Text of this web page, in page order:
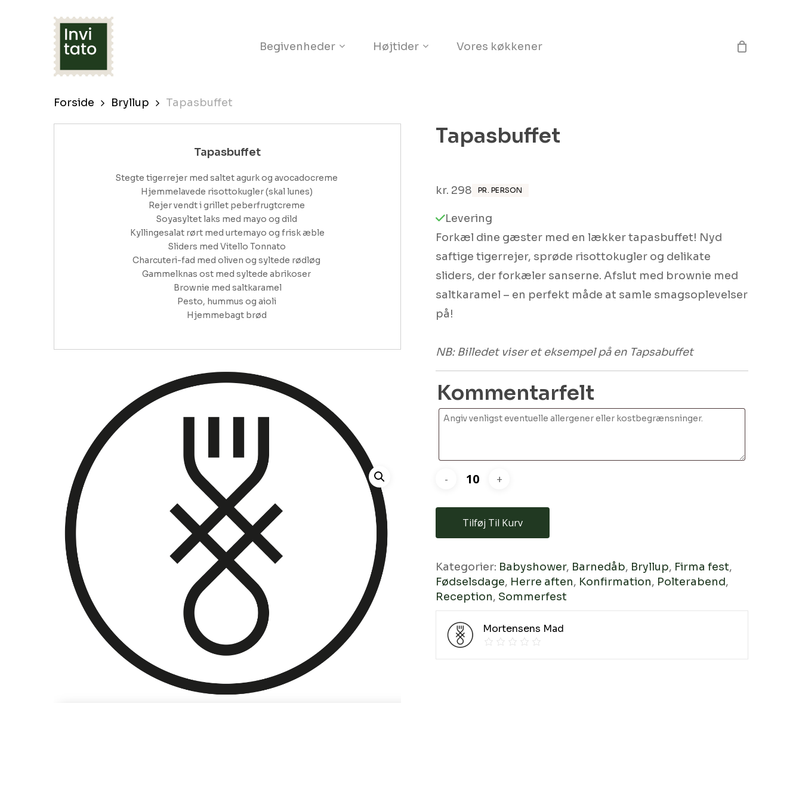
Begivenheder Højtider Vores køkkener
Forside Bryllup Tapasbuffet
Tapasbuffet
Stegte tigerrejer med saltet agurk og avocadocreme
Hjemmelavede risottokugler (skal lunes)
Rejer vendt i grillet peberfrugtcreme
Soyasyltet laks med mayo og dild
Kyllingesalat rørt med urtemayo og frisk æble
Sliders med Vitello Tonnato
Charcuteri-fad med oliven og syltede rødløg
Gammelknas ost med syltede abrikoser
Brownie med saltkaramel
Pesto, hummus og aioli
Hjemmebagt brød
Tapasbuffet
kr. 298 PR. PERSON
Levering
Forkæl dine gæster med en lækker tapasbuffet! Nyd
saftige tigerrejer, sprøde risottokugler og delikate
sliders, der forkæler sanserne. Afslut med brownie med
saltkaramel – en perfekt måde at samle smagsoplevelser
på!
NB: Billedet viser et eksempel på en Tapsabuffet
Kommentarfelt
Tilføj Til Kurv
Kategorier: Babyshower, Barnedåb, Bryllup, Firma fest,
Fødselsdage, Herre aften, Konfirmation, Polterabend,
Reception, Sommerfest
Mortensens Mad